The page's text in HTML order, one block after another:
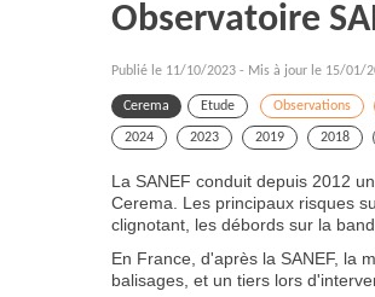
Observatoire
Publié le 11/10/2023 - Mis à jour le 15/01/
Cerema Etude Observations
2024 2023 2019 2018
La SANEF conduit depuis 2012
Cerema. Les principaux risques
clignotant, les débords sur la
En France, d'après la SANEF, la
balisages, et un tiers lors